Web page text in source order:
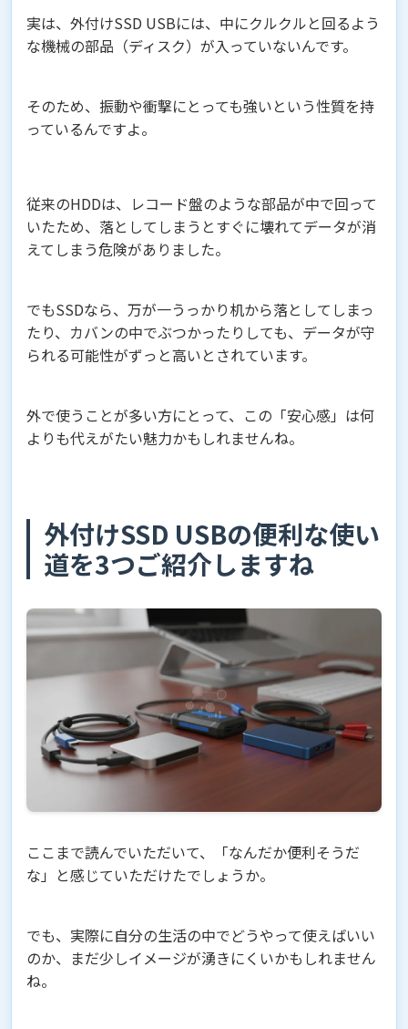
実は、外付けSSD USBには、中にクルクルと回るよう
な機械の部品（ディスク）が入っていないんです。
そのため、振動や衝撃にとっても強いという性質を持
っているんですよ。
従来のHDDは、レコード盤のような部品が中で回って
いたため、落としてしまうとすぐに壊れてデータが消
えてしまう危険がありました。
でもSSDなら、万が一うっかり机から落としてしまっ
たり、カバンの中でぶつかったりしても、データが守
られる可能性がずっと高いとされています。
外で使うことが多い方にとって、この「安心感」は何
よりも代えがたい魅力かもしれませんね。
外付けSSD USBの便利な使い
道を3つご紹介しますね
ここまで読んでいただいて、「なんだか便利そうだ
な」と感じていただけたでしょうか。
でも、実際に自分の生活の中でどうやって使えばいい
のか、まだ少しイメージが湧きにくいかもしれません
ね。